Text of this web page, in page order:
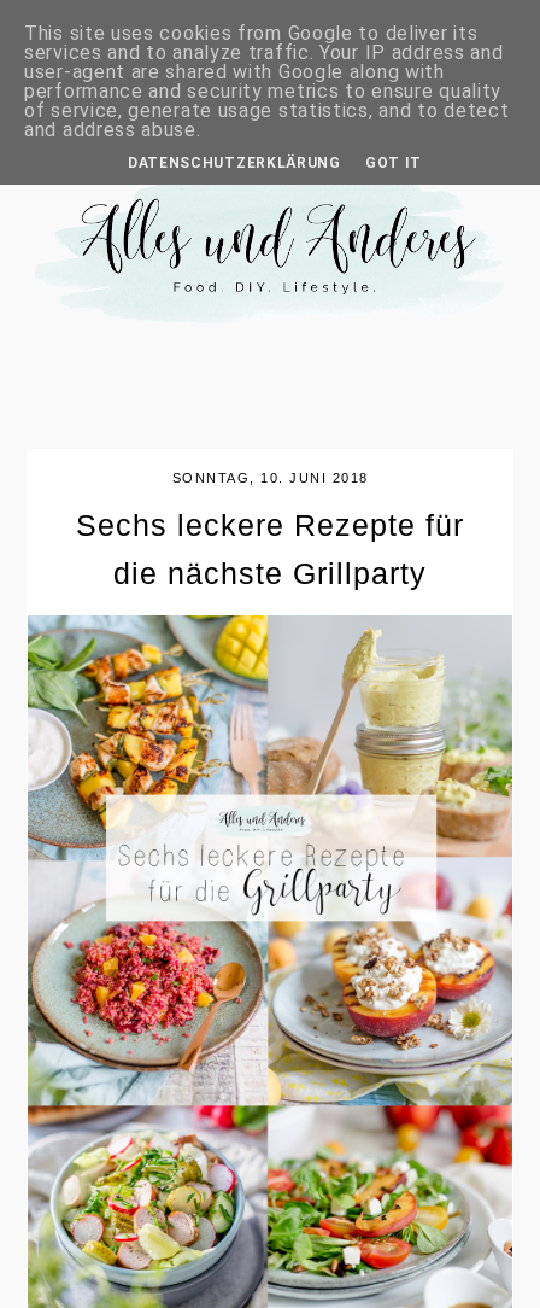
SONNTAG, 10. JUNI 2018
Sechs leckere Rezepte für
die nächste Grillparty
This site uses cookies from Google to deliver its
services and to analyze traffic. Your IP address and
user-agent are shared with Google along with
performance and security metrics to ensure quality
of service, generate usage statistics, and to detect
and address abuse.
DATENSCHUTZERKLÄRUNG GOT IT